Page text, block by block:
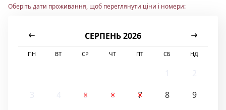
Оберіть дати проживання, щоб переглянути ціни і номери:
СЕРПЕНЬ 2026
ПН ВТ СР ЧТ ПТ СБ НД
5 6 7 8
9